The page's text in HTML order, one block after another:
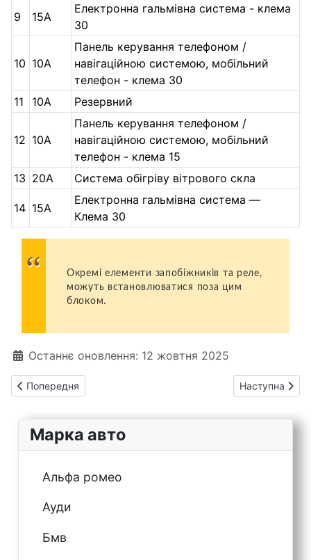
9 15А
Електронна гальмівна система - клема
30
10 10А
Панель керування телефоном /
навігаційною системою, мобільний
телефон - клема 30
11
10А Резервний
12 10А
Панель керування телефоном /
навігаційною системою, мобільний
телефон - клема 15
13 20А Система обігріву вітрового скла
14 15А
Електронна гальмівна система —
Клема 30
Окремі елементи запобіжників та реле,
можуть встановлюватися поза цим
блоком.
Деталі
Останнє оновлення: 12 жовтня 2025
Попередня стаття: Mercedes-Benz Atego 1 (Vario) –
Попередня Наступна
Наступна
Марка авто
Альфа ромео
Ауди
Бмв